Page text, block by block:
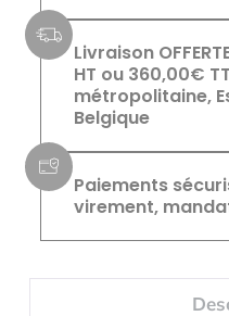
Livraison
HT ou 360,00€
métropolitaine,
Belgique
Paiements
virement,